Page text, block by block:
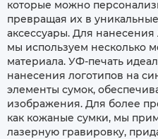
которые можно
превращая их в
аксессуары. Для
мы используем несколько
материала. УФ-печать
нанесения логотипов на
элементы сумок,
изображения. Для более
как кожаные сумки, мы
лазерную гравировку,